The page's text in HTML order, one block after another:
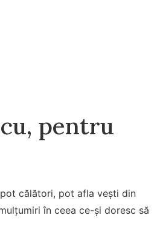
pentru
călători, pot afla veşti din
în ceea ce-și doresc să